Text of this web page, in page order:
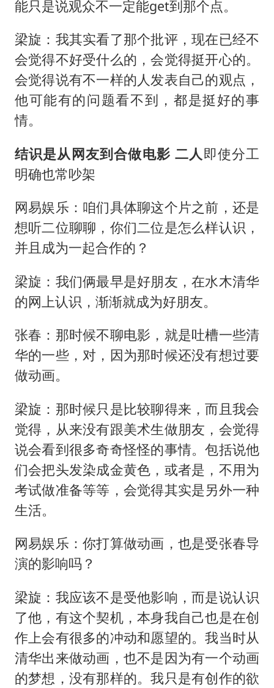
能只是说观众不一定能get到那个点。
梁旋：我其实看了那个批评，现在已经不
会觉得不好受什么的，会觉得挺开心的。
会觉得说有不一样的人发表自己的观点，
他可能有的问题看不到，都是挺好的事
情。
结识是从网友到合做电影 二人即使分工
明确也常吵架
网易娱乐：咱们具体聊这个片之前，还是
想听二位聊聊，你们二位是怎么样认识，
并且成为一起合作的？
梁旋：我们俩最早是好朋友，在水木清华
的网上认识，渐渐就成为好朋友。
张春：那时候不聊电影，就是吐槽一些清
华的一些，对，因为那时候还没有想过要
做动画。
梁旋：那时候只是比较聊得来，而且我会
觉得，从来没有跟美术生做朋友，会觉得
说会看到很多奇奇怪怪的事情。包括说他
们会把头发染成金黄色，或者是，不用为
考试做准备等等，会觉得其实是另外一种
生活。
网易娱乐：你打算做动画，也是受张春导
演的影响吗？
梁旋：我应该不是受他影响，而是说认识
了他，有这个契机，本身我自己也是在创
作上会有很多的冲动和愿望的。我当时从
清华出来做动画，也不是因为有一个动画
的梦想，没有那样的。我只是有创作的欲